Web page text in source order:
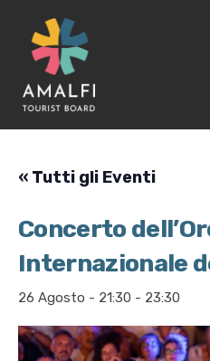
« Tutti gli Eventi
Concerto
Internazionale
26 Agosto - 21:30 - 23:30